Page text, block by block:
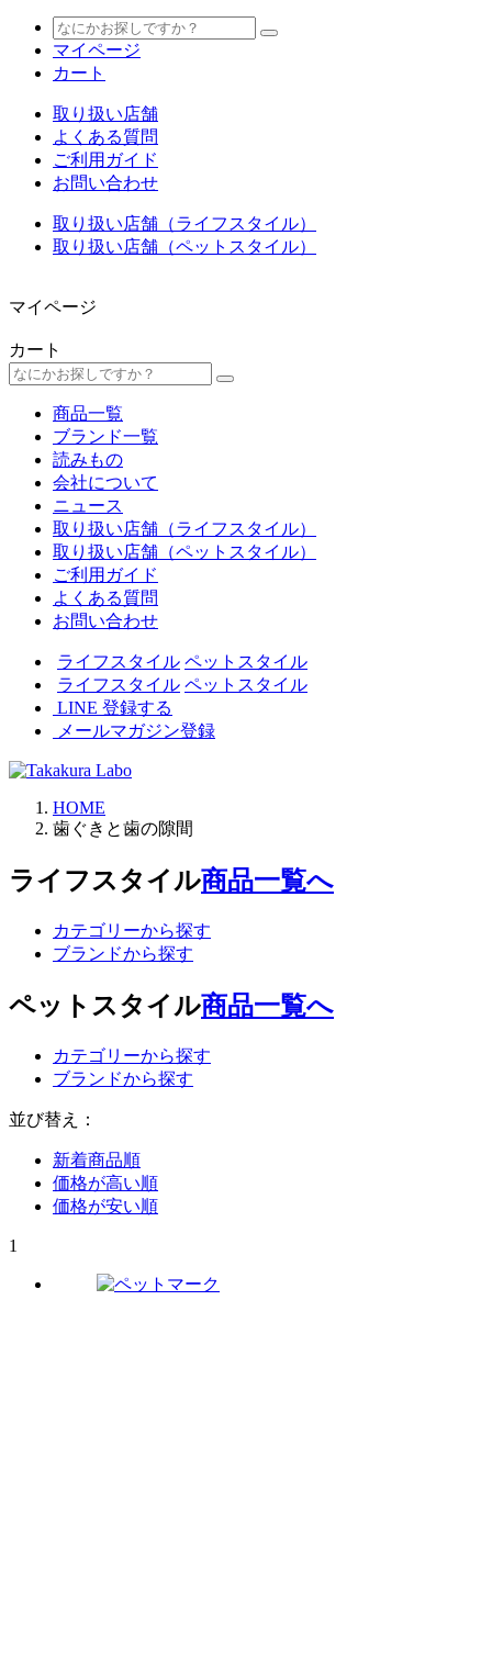
マイページ
カート
取り扱い店舗
よくある質問
ご利用ガイド
お問い合わせ
取り扱い店舗（ライフスタイル）
取り扱い店舗（ペットスタイル）
マイページ
カート
商品一覧
ブランド一覧
読みもの
会社について
ニュース
取り扱い店舗（ライフスタイル）
取り扱い店舗（ペットスタイル）
ご利用ガイド
よくある質問
お問い合わせ
ライフスタイル ペットスタイル
ライフスタイル ペットスタイル
LINE 登録する
メールマガジン登録
HOME
歯ぐきと歯の隙間
ライフスタイル商品一覧へ
カテゴリーから探す
ブランドから探す
ペットスタイル商品一覧へ
カテゴリーから探す
ブランドから探す
並び替え：
新着商品順
価格が高い順
価格が安い順
1